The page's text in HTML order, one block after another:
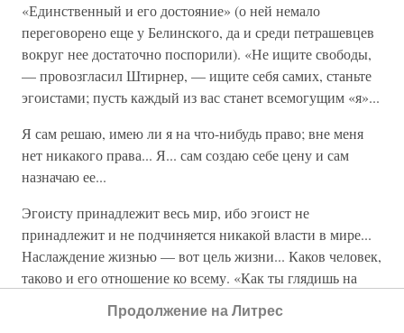
«Единственный и его достояние» (о ней немало
переговорено еще у Белинского, да и среди петрашевцев
вокруг нее достаточно поспорили). «Не ищите свободы,
— провозгласил Штирнер, — ищите себя самих, станьте
эгоистами; пусть каждый из вас станет всемогущим «я»...
Я сам решаю, имею ли я на что-нибудь право; вне меня
нет никакого права... Я... сам создаю себе цену и сам
назначаю ее...
Эгоисту принадлежит весь мир, ибо эгоист не
принадлежит и не подчиняется никакой власти в мире...
Наслаждение жизнью — вот цель жизни... Каков человек,
таково и его отношение ко всему. «Как ты глядишь на
Продолжение на Литрес